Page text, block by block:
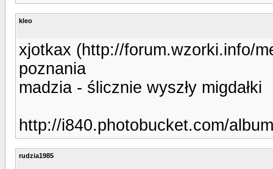
kleo
xjotkax (http://forum.wzorki.info/
poznania
madzia - ślicznie wyszły migdałki
http://i840.photobucket.com/
rudzia1985